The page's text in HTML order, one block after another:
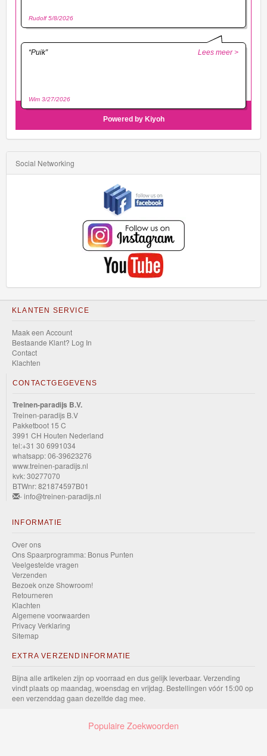
Social Networking
KLANTEN SERVICE
Maak een Account
Bestaande Klant? Log In
Contact
Klachten
CONTACTGEGEVENS
Treinen-paradijs B.V.
Treinen-paradijs B.V
Pakketboot 15 C
3991 CH Houten Nederland
tel:+31 30 6991034
whatsapp: 06-39623276
www.treinen-paradijs.nl
kvk: 30277070
BTWnr: 821874597B01
- info@treinen-paradijs.nl
INFORMATIE
Over ons
Ons Spaarprogramma: Bonus Punten
Veelgestelde vragen
Verzenden
Bezoek onze Showroom!
Retourneren
Klachten
Algemene voorwaarden
Privacy Verklaring
Sitemap
EXTRA VERZENDINFORMATIE
Bijna alle artikelen zijn op voorraad en dus gelijk leverbaar. Verzending
vindt plaats op maandag, woensdag en vrijdag. Bestellingen vóór 15:00 op
een verzenddag gaan dezelfde dag mee.
Populaire Zoekwoorden